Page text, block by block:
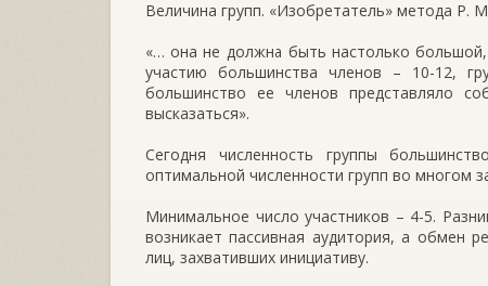
Величина групп. «Изобретатель» метода Р.
«… она не должна быть настолько
участию большинства членов – 10-12,
большинство ее членов представляло
высказаться».
Сегодня численность группы
оптимальной численности групп во многом
Минимальное число участников – 4-5.
возникает пассивная аудитория, а обмен
лиц, захвативших инициативу.